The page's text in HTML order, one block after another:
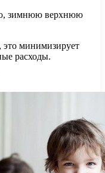
зимнюю верхнюю
это минимизирует
расходы.